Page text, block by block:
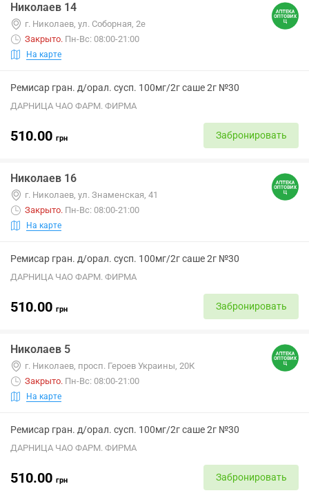
Николаев 14
г. Николаев, ул. Соборная, 2е
Закрыто. Пн-Вс: 08:00-21:00
На карте
Ремисар гран. д/орал. сусп. 100мг/2г саше 2г №30
ДАРНИЦА ЧАО ФАРМ. ФИРМА
510.00 грн Забронировать
Николаев 16
г. Николаев, ул. Знаменская, 41
Закрыто. Пн-Вс: 08:00-21:00
На карте
Ремисар гран. д/орал. сусп. 100мг/2г саше 2г №30
ДАРНИЦА ЧАО ФАРМ. ФИРМА
510.00 грн Забронировать
Николаев 5
г. Николаев, просп. Героев Украины, 20К
Закрыто. Пн-Вс: 08:00-21:00
На карте
Ремисар гран. д/орал. сусп. 100мг/2г саше 2г №30
ДАРНИЦА ЧАО ФАРМ. ФИРМА
510.00 грн Забронировать